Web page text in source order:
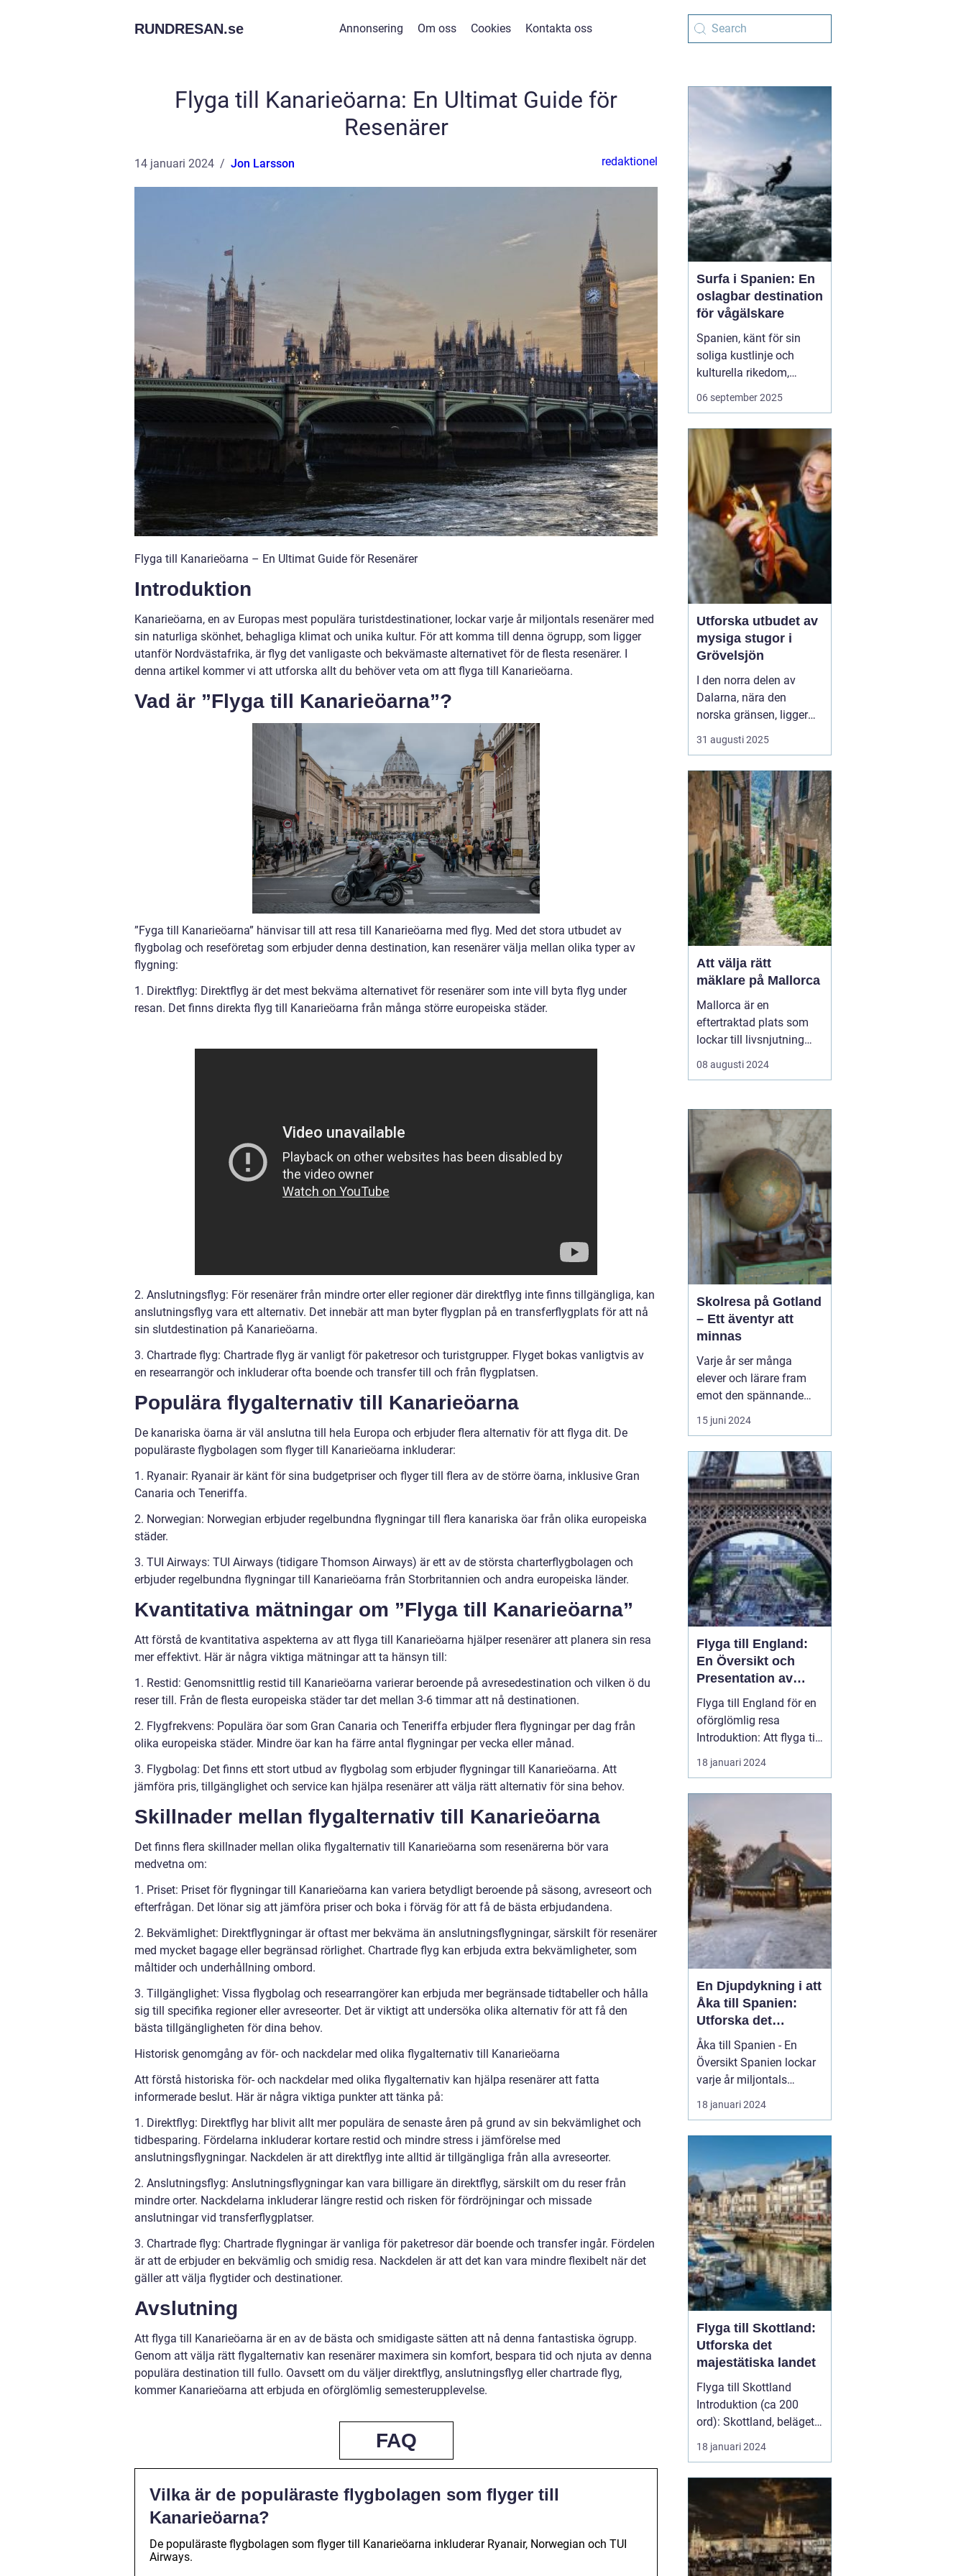
RUNDRESAN.se Annonsering Om oss Cookies Kontakta oss
Flyga till Kanarieöarna: En Ultimat Guide för
Resenärer
14 januari 2024 Jon Larsson redaktionel
Flyga till Kanarieöarna – En Ultimat Guide för Resenärer
Introduktion
Kanarieöarna, en av Europas mest populära turistdestinationer, lockar varje år miljontals resenärer med
sin naturliga skönhet, behagliga klimat och unika kultur. För att komma till denna ögrupp, som ligger
utanför Nordvästafrika, är flyg det vanligaste och bekvämaste alternativet för de flesta resenärer. I
denna artikel kommer vi att utforska allt du behöver veta om att flyga till Kanarieöarna.
Vad är ”Flyga till Kanarieöarna”?
”Fyga till Kanarieöarna” hänvisar till att resa till Kanarieöarna med flyg. Med det stora utbudet av
flygbolag och reseföretag som erbjuder denna destination, kan resenärer välja mellan olika typer av
flygning:
1. Direktflyg: Direktflyg är det mest bekväma alternativet för resenärer som inte vill byta flyg under
resan. Det finns direkta flyg till Kanarieöarna från många större europeiska städer.
2. Anslutningsflyg: För resenärer från mindre orter eller regioner där direktflyg inte finns tillgängliga, kan
anslutningsflyg vara ett alternativ. Det innebär att man byter flygplan på en transferflygplats för att nå
sin slutdestination på Kanarieöarna.
3. Chartrade flyg: Chartrade flyg är vanligt för paketresor och turistgrupper. Flyget bokas vanligtvis av
en researrangör och inkluderar ofta boende och transfer till och från flygplatsen.
Populära flygalternativ till Kanarieöarna
De kanariska öarna är väl anslutna till hela Europa och erbjuder flera alternativ för att flyga dit. De
populäraste flygbolagen som flyger till Kanarieöarna inkluderar:
1. Ryanair: Ryanair är känt för sina budgetpriser och flyger till flera av de större öarna, inklusive Gran
Canaria och Teneriffa.
2. Norwegian: Norwegian erbjuder regelbundna flygningar till flera kanariska öar från olika europeiska
städer.
3. TUI Airways: TUI Airways (tidigare Thomson Airways) är ett av de största charterflygbolagen och
erbjuder regelbundna flygningar till Kanarieöarna från Storbritannien och andra europeiska länder.
Kvantitativa mätningar om ”Flyga till Kanarieöarna”
Att förstå de kvantitativa aspekterna av att flyga till Kanarieöarna hjälper resenärer att planera sin resa
mer effektivt. Här är några viktiga mätningar att ta hänsyn till:
1. Restid: Genomsnittlig restid till Kanarieöarna varierar beroende på avresedestination och vilken ö du
reser till. Från de flesta europeiska städer tar det mellan 3-6 timmar att nå destinationen.
2. Flygfrekvens: Populära öar som Gran Canaria och Teneriffa erbjuder flera flygningar per dag från
olika europeiska städer. Mindre öar kan ha färre antal flygningar per vecka eller månad.
3. Flygbolag: Det finns ett stort utbud av flygbolag som erbjuder flygningar till Kanarieöarna. Att
jämföra pris, tillgänglighet och service kan hjälpa resenärer att välja rätt alternativ för sina behov.
Skillnader mellan flygalternativ till Kanarieöarna
Det finns flera skillnader mellan olika flygalternativ till Kanarieöarna som resenärerna bör vara
medvetna om:
1. Priset: Priset för flygningar till Kanarieöarna kan variera betydligt beroende på säsong, avreseort och
efterfrågan. Det lönar sig att jämföra priser och boka i förväg för att få de bästa erbjudandena.
2. Bekvämlighet: Direktflygningar är oftast mer bekväma än anslutningsflygningar, särskilt för resenärer
med mycket bagage eller begränsad rörlighet. Chartrade flyg kan erbjuda extra bekvämligheter, som
måltider och underhållning ombord.
3. Tillgänglighet: Vissa flygbolag och researrangörer kan erbjuda mer begränsade tidtabeller och hålla
sig till specifika regioner eller avreseorter. Det är viktigt att undersöka olika alternativ för att få den
bästa tillgängligheten för dina behov.
Historisk genomgång av för- och nackdelar med olika flygalternativ till Kanarieöarna
Att förstå historiska för- och nackdelar med olika flygalternativ kan hjälpa resenärer att fatta
informerade beslut. Här är några viktiga punkter att tänka på:
1. Direktflyg: Direktflyg har blivit allt mer populära de senaste åren på grund av sin bekvämlighet och
tidbesparing. Fördelarna inkluderar kortare restid och mindre stress i jämförelse med
anslutningsflygningar. Nackdelen är att direktflyg inte alltid är tillgängliga från alla avreseorter.
2. Anslutningsflyg: Anslutningsflygningar kan vara billigare än direktflyg, särskilt om du reser från
mindre orter. Nackdelarna inkluderar längre restid och risken för fördröjningar och missade
anslutningar vid transferflygplatser.
3. Chartrade flyg: Chartrade flygningar är vanliga för paketresor där boende och transfer ingår. Fördelen
är att de erbjuder en bekvämlig och smidig resa. Nackdelen är att det kan vara mindre flexibelt när det
gäller att välja flygtider och destinationer.
Avslutning
Att flyga till Kanarieöarna är en av de bästa och smidigaste sätten att nå denna fantastiska ögrupp.
Genom att välja rätt flygalternativ kan resenärer maximera sin komfort, bespara tid och njuta av denna
populära destination till fullo. Oavsett om du väljer direktflyg, anslutningsflyg eller chartrade flyg,
kommer Kanarieöarna att erbjuda en oförglömlig semesterupplevelse.
FAQ
Vilka är de populäraste flygbolagen som flyger till
Kanarieöarna?
De populäraste flygbolagen som flyger till Kanarieöarna inkluderar Ryanair, Norwegian och TUI
Airways.
Surfa i Spanien: En
oslagbar destination
för vågälskare
Spanien, känt för sin
soliga kustlinje och
kulturella rikedom,
erbjuder också
fantastiska möjligheter
brusande Atlanten till det
lugnare Medelhavet,
Spanien lockar surfare
från hela vär...
06 september 2025
Utforska utbudet av
mysiga stugor i
Grövelsjön
I den norra delen av
Dalarna, nära den
norska gränsen, ligger
den pittoreska fjällbyn
Grövelsjön. Denna plats
naturälskare och
friluftsentusiaster.
Grövelsjön erbjuder en
spektakul&...
31 augusti 2025
Att välja rätt
mäklare på Mallorca
Mallorca är en
eftertraktad plats som
lockar till livsnjutning
bland kristallklart vatten,
pittoreska landskap och
Föreställ dig en
promenad längs
strandkanten eller ett
glas vino på terrassen
med uts...
08 augusti 2024
Skolresa på Gotland
– Ett äventyr att
minnas
Varje år ser många
elever och lärare fram
emot den spännande
skolresa som blivit en
tradition i det svenska
destination som sticker
ut och erbjuder en
kombination av
historiskt lärande,
fantastisk natur och...
15 juni 2024
Flyga till England:
En Översikt och
Presentation av
Resmöjligheter
Flyga till England för en
oförglömlig resa
Introduktion: Att flyga till
England är en po...
18 januari 2024
En Djupdykning i att
Åka till Spanien:
Utforska det
Mångfacetterade
Spanien
Åka till Spanien - En
Översikt Spanien lockar
varje år miljontals
besökare med sina
fantastiska stränder, rika
varierade geografi och
klimat erbjuder Spanien
något för alla smaker.
Oavsett om du är ute
eft...
18 januari 2024
Flyga till Skottland:
Utforska det
majestätiska landet
Flyga till Skottland
Introduktion (ca 200
ord): Skottland, beläget i
norra delen av Stor...
18 januari 2024